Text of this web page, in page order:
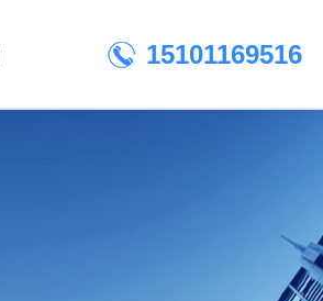
15101169516